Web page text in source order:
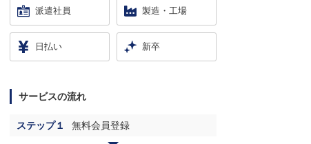
派遣社員 製造・工場
日払い 新卒
サービスの流れ
ステップ１ 無料会員登録